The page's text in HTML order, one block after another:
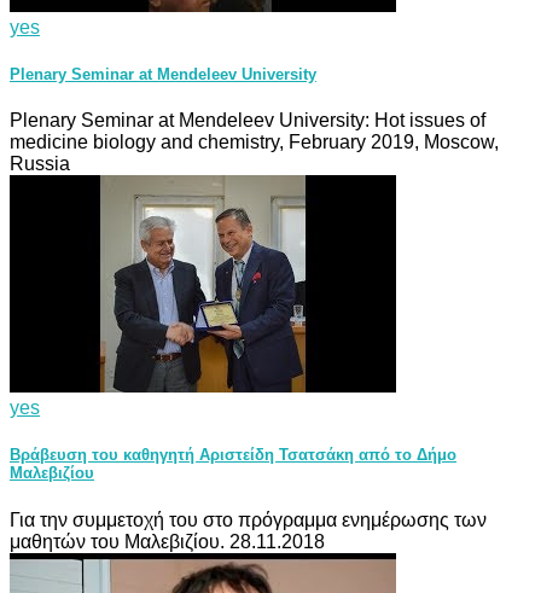
yes
Plenary Seminar at Mendeleev University
Plenary Seminar at Mendeleev University: Hot issues of
medicine biology and chemistry, February 2019, Moscow,
Russia
yes
Βράβευση του καθηγητή Αριστείδη Τσατσάκη από το Δήμο
Μαλεβιζίου
Για την συμμετοχή του στο πρόγραμμα ενημέρωσης των
μαθητών του Μαλεβιζίου. 28.11.2018